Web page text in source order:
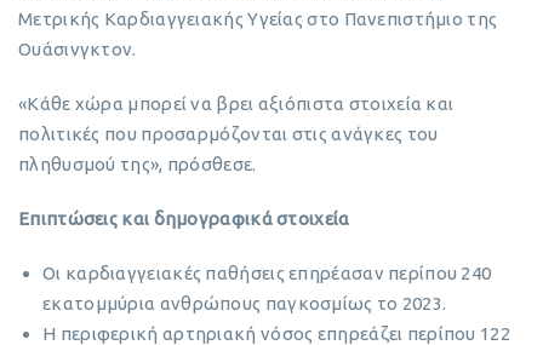
Μετρικής Καρδιαγγειακής Υγείας στο Πανεπιστήμιο της
Ουάσινγκτον.
«Κάθε χώρα μπορεί να βρει αξιόπιστα στοιχεία και
πολιτικές που προσαρμόζονται στις ανάγκες του
πληθυσμού της», πρόσθεσε.
Επιπτώσεις και δημογραφικά στοιχεία
Οι καρδιαγγειακές παθήσεις επηρέασαν περίπου 240
εκατομμύρια ανθρώπους παγκοσμίως το 2023.
Η περιφερική αρτηριακή νόσος επηρεάζει περίπου 122